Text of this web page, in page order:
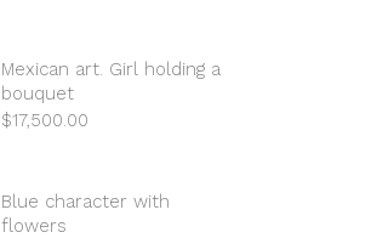
Mexican art. Girl holding a
bouquet
$17,500.00
Blue character with
flowers